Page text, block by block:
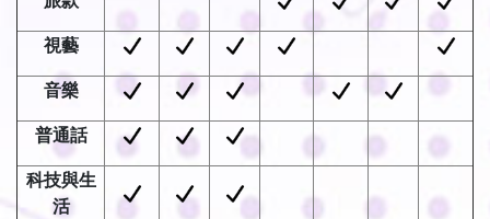
視藝
音樂
普通話
科技與生
活